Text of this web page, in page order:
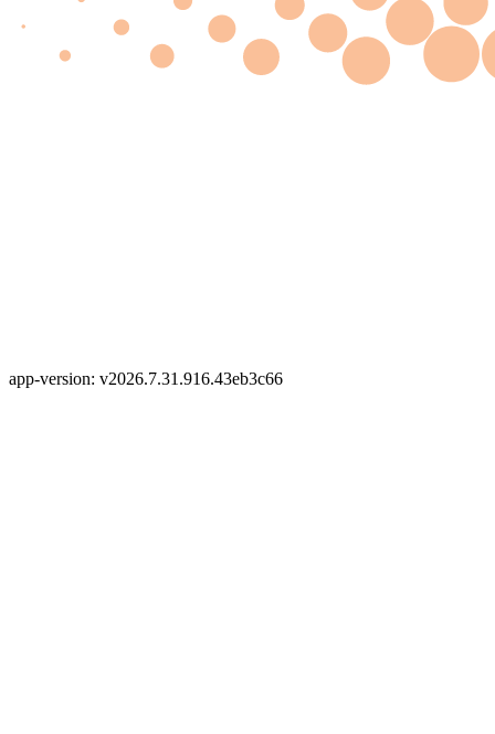
app-version: v2026.7.31.916.43eb3c66